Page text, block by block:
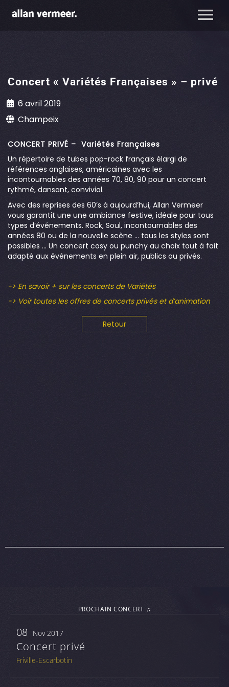
Concert « Variétés Françaises » – privé
6 avril 2019
Champeix
CONCERT PRIVÉ – Variétés Françaises
Un répertoire de tubes pop-rock français élargi de
références anglaises, américaines avec les
incontournables des années 70, 80, 90 pour un concert
rythmé, dansant, convivial.
Avec des reprises des 60’s à aujourd’hui, Allan Vermeer
vous garantit une une ambiance festive, idéale pour tous
types d’événements. Rock, Soul, incontournables des
années 80 ou de la nouvelle scène … tous les styles sont
possibles … Un concert cosy ou punchy au choix tout à fait
adapté aux événements en plein air, publics ou privés.
-> En savoir + sur les concerts de Variétés
-> Voir toutes les offres de concerts privés et d’animation
Retour
PROCHAIN CONCERT ♫
08 Nov 2017
Concert privé
Friville-Escarbotin